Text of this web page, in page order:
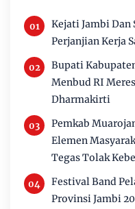
Kejati Jambi Dan
Perjanjian Kerja
Bupati
Menbud RI
Dharmakirti
Pemkab
Elemen
Tegas Tolak
Festival Band
Provinsi Jambi